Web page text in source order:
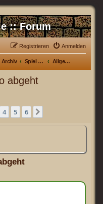
:: Forum
Anmelden
Registrieren
Archiv Spiel 55 [Spiel abgeschlossen} Allgemein
abgeht
4 5 6